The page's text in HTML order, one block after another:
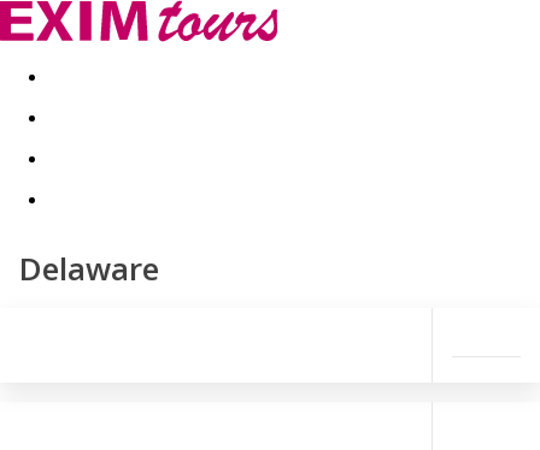
Akční nabídky Last minute
Delaware